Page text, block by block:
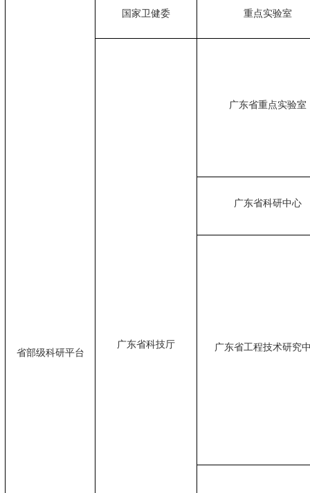
省部级科研平台
国家卫健委 重点实验室
广东省科技厅
广东省重点实验室
广东省科研中心
广东省工程技术研究